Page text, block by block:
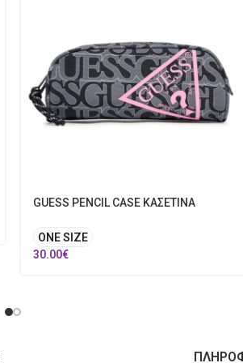
GUESS PENCIL CASE ΚΑΣΕΤΙΝΑ
ONE SIZE
30.00€